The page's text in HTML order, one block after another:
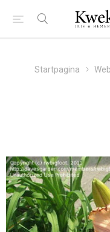
Startpagina